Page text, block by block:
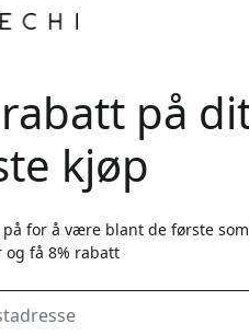
på
kjøp
for å være blant de første
og få 8% rabatt